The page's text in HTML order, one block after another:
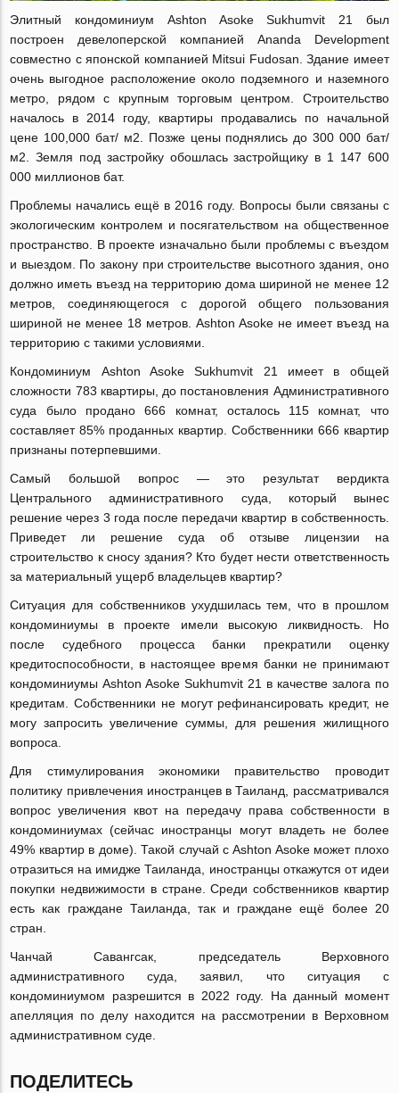
Элитный кондоминиум Ashton Asoke Sukhumvit 21 был
построен девелоперской компанией Ananda Development
совместно с японской компанией Mitsui Fudosan. Здание имеет
очень выгодное расположение около подземного и наземного
метро, рядом с крупным торговым центром. Строительство
началось в 2014 году, квартиры продавались по начальной
цене 100,000 бат/ м2. Позже цены поднялись до 300 000 бат/
м2. Земля под застройку обошлась застройщику в 1 147 600
000 миллионов бат.
Проблемы начались ещё в 2016 году. Вопросы были связаны с
экологическим контролем и посягательством на общественное
пространство. В проекте изначально были проблемы с въездом
и выездом. По закону при строительстве высотного здания, оно
должно иметь въезд на территорию дома шириной не менее 12
метров, соединяющегося с дорогой общего пользования
шириной не менее 18 метров. Ashton Asoke не имеет въезд на
территорию с такими условиями.
Кондоминиум Ashton Asoke Sukhumvit 21 имеет в общей
сложности 783 квартиры, до постановления Административного
суда было продано 666 комнат, осталось 115 комнат, что
составляет 85% проданных квартир. Собственники 666 квартир
признаны потерпевшими.
Самый большой вопрос — это результат вердикта
Центрального административного суда, который вынес
решение через 3 года после передачи квартир в собственность.
Приведет ли решение суда об отзыве лицензии на
строительство к сносу здания? Кто будет нести ответственность
за материальный ущерб владельцев квартир?
Ситуация для собственников ухудшилась тем, что в прошлом
кондоминиумы в проекте имели высокую ликвидность. Но
после судебного процесса банки прекратили оценку
кредитоспособности, в настоящее время банки не принимают
кондоминиумы Ashton Asoke Sukhumvit 21 в качестве залога по
кредитам. Собственники не могут рефинансировать кредит, не
могу запросить увеличение суммы, для решения жилищного
вопроса.
Для стимулирования экономики правительство проводит
политику привлечения иностранцев в Таиланд, рассматривался
вопрос увеличения квот на передачу права собственности в
кондоминиумах (сейчас иностранцы могут владеть не более
49% квартир в доме). Такой случай с Ashton Asoke может плохо
отразиться на имидже Таиланда, иностранцы откажутся от идеи
покупки недвижимости в стране. Среди собственников квартир
есть как граждане Таиланда, так и граждане ещё более 20
стран.
Чанчай Савангсак, председатель Верховного
административного суда, заявил, что ситуация с
кондоминиумом разрешится в 2022 году. На данный момент
апелляция по делу находится на рассмотрении в Верховном
административном суде.
ПОДЕЛИТЕСЬ